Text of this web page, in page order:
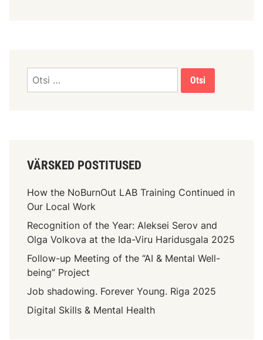
VÄRSKED POSTITUSED
How the NoBurnOut LAB Training Continued in
Our Local Work
Recognition of the Year: Aleksei Serov and
Olga Volkova at the Ida-Viru Haridusgala 2025
Follow-up Meeting of the “AI & Mental Well-
being” Project
Job shadowing. Forever Young. Riga 2025
Digital Skills & Mental Health